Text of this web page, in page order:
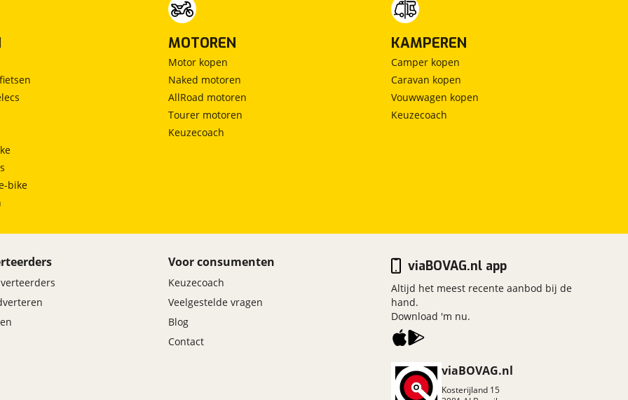
bike
MOTOREN
Motor kopen
Naked motoren
AllRoad motoren
Tourer motoren
Keuzecoach
KAMPEREN
Camper kopen
Caravan kopen
Vouwwagen kopen
Keuzecoach
Voor consumenten
Keuzecoach
Veelgestelde vragen
Blog
Contact
viaBOVAG.nl
Kosterijland 15
viaBOVAG.nl app
Altijd het meest recente aanbod bij de
hand.
Download 'm nu.